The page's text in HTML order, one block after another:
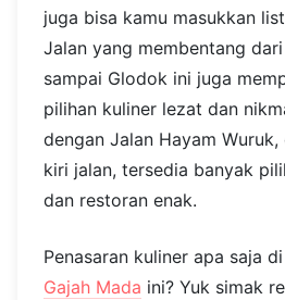
juga bisa kamu masukkan
Jalan yang membentang
sampai Glodok ini juga
pilihan kuliner lezat dan
dengan Jalan Hayam
kiri jalan, tersedia banyak
dan restoran enak.
Penasaran kuliner apa saja
Gajah Mada ini? Yuk simak